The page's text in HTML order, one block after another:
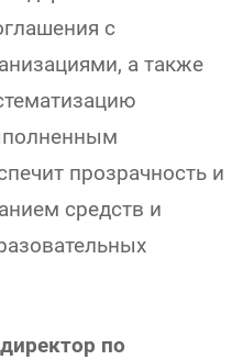
с
а также
прозрачность и
средств и
по